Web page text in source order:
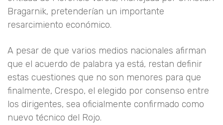
Bragarnik, pretenderían un importante
resarcimiento económico.
A pesar de que varios medios nacionales afirman
que el acuerdo de palabra ya está, restan definir
estas cuestiones que no son menores para que
finalmente, Crespo, el elegido por consenso entre
los dirigentes, sea oficialmente confirmado como
nuevo técnico del Rojo.